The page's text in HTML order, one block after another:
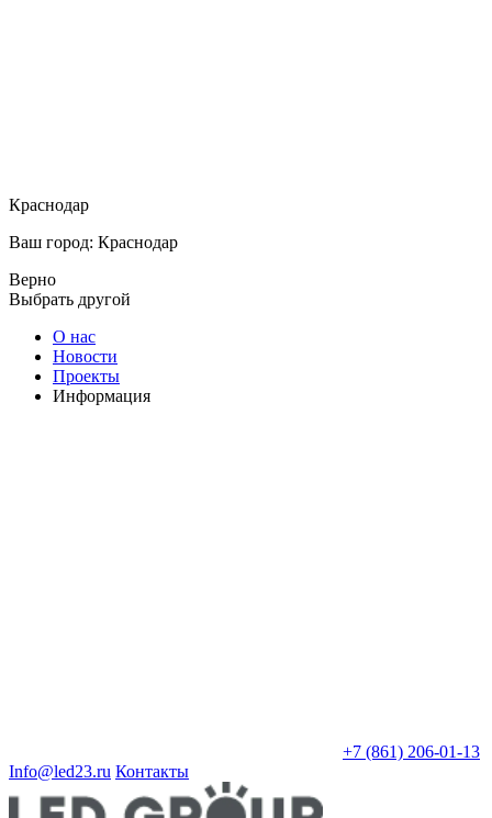
Краснодар
Ваш город: Краснодар
Верно
Выбрать другой
О нас
Новости
Проекты
Информация
+7 (861) 206-01-13
Info@led23.ru Контакты